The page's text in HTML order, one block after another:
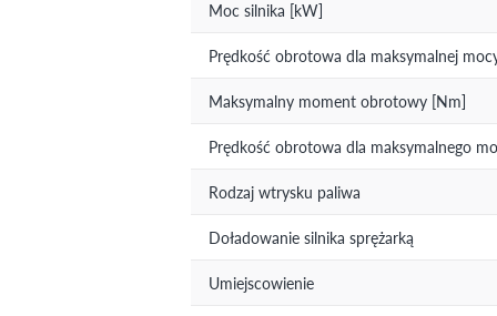
Moc silnika [kW]
Prędkość obrotowa dla maksymalnej
Maksymalny moment obrotowy [Nm]
Prędkość obrotowa dla maksymalnego
Rodzaj wtrysku paliwa
Doładowanie silnika sprężarką
Umiejscowienie